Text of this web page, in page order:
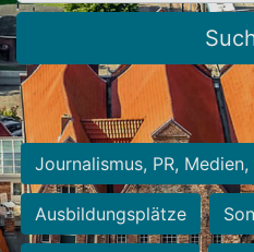
Journalismus, PR, Medien,
Ausbildungsplätze